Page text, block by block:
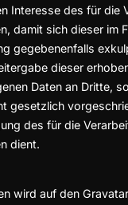
Interesse des für die
damit sich dieser im
gegebenenfalls
dieser
Daten an Dritte,
gesetzlich
des für die
dient.
wird auf den